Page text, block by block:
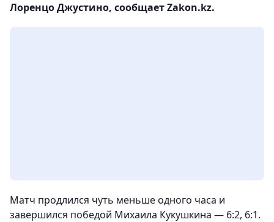
Лоренцо Джустино, сообщает Zakon.kz.
Матч продлился чуть меньше одного часа и
завершился победой Михаила Кукушкина — 6:2, 6:1.